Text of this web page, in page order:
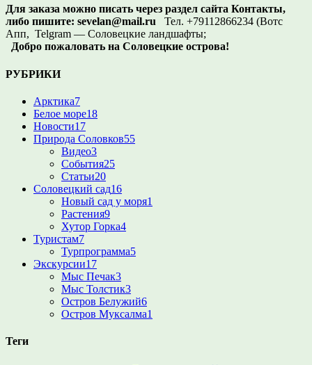
Для заказа можно писать через раздел сайта Контакты,
либо пишите: sevelan@mail.ru Тел. +79112866234 (Вотс
Апп, Telgram — Соловецкие ландшафты;
Добро пожаловать на Соловецкие острова!
РУБРИКИ
Арктика7
Белое море18
Новости17
Природа Соловков55
Видео3
События25
Статьи20
Соловецкий сад16
Новый сад у моря1
Растения9
Хутор Горка4
Туристам7
Турпрограмма5
Экскурсии17
Мыс Печак3
Мыс Толстик3
Остров Белужий6
Остров Муксалма1
Теги